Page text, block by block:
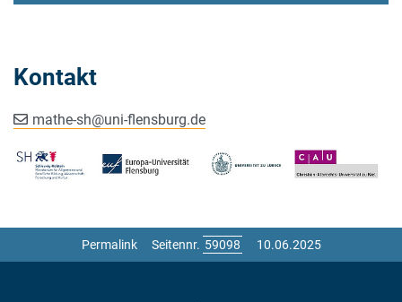
Kontakt
mathe-sh@uni-flensburg.de
Permalink Seitennr. 10.06.2025